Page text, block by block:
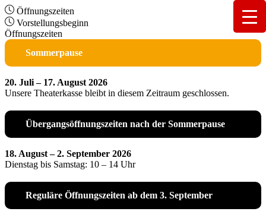
Öffnungszeiten
Vorstellungsbeginn
Öffnungszeiten
Sommerpause
20. Juli – 17. August 2026
Unsere Theaterkasse bleibt in diesem Zeitraum geschlossen.
Übergangsöffnungszeiten nach der Sommerpause
18. August – 2. September 2026
Dienstag bis Samstag: 10 – 14 Uhr
Reguläre Öffnungszeiten ab dem 3. September